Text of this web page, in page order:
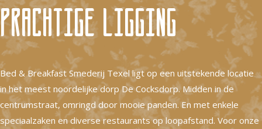
Prachtige ligging
Bed & Breakfast Smederij Texel ligt op een uitstekende locatie
in het meest noordelijke dorp De Cocksdorp. Midden in de
centrumstraat, omringd door mooie panden. En met enkele
speciaalzaken en diverse restaurants op loopafstand. Voor onze